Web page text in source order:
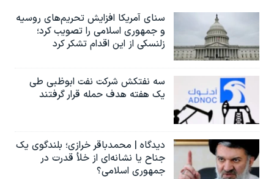
سنای آمریکا افزایش تحریم‌های روسیه
و جمهوری اسلامی را تصویب کرد؛
زلنسکی از این اقدام تشکر کرد
سه نفتکش شرکت نفت ابوظبی طی
یک هفته هدف حمله قرار گرفتند
دیدگاه | محمدباقر خرازی؛ بلندگوی یک
جناح یا نشانه‌ای از خلأ قدرت در
جمهوری اسلامی؟